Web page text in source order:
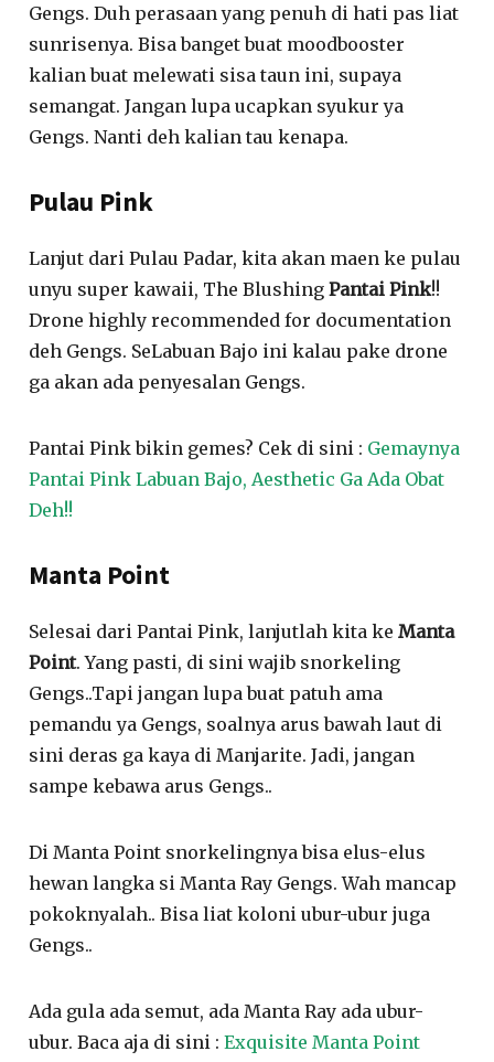
Gengs. Duh perasaan yang penuh di hati pas liat
sunrisenya. Bisa banget buat moodbooster
kalian buat melewati sisa taun ini, supaya
semangat. Jangan lupa ucapkan syukur ya
Gengs. Nanti deh kalian tau kenapa.
Pulau Pink
Lanjut dari Pulau Padar, kita akan maen ke pulau
unyu super kawaii, The BlushingPantai Pink!!
Drone highly recommended for documentation
deh Gengs. SeLabuan Bajo ini kalau pake drone
ga akan ada penyesalan Gengs.
Pantai Pink bikin gemes? Cek di sini : Gemaynya
Pantai Pink Labuan Bajo, Aesthetic Ga Ada Obat
Deh!!
Manta Point
Selesai dari Pantai Pink, lanjutlah kita keManta
Point. Yang pasti, di sini wajib snorkeling
Gengs..Tapi jangan lupa buat patuh ama
pemandu ya Gengs, soalnya arus bawah laut di
sini deras ga kaya di Manjarite. Jadi, jangan
sampe kebawa arus Gengs..
Di Manta Point snorkelingnya bisa elus-elus
hewan langka si Manta Ray Gengs. Wah mancap
pokoknyalah.. Bisa liat koloni ubur-ubur juga
Gengs..
Ada gula ada semut, ada Manta Ray ada ubur-
ubur. Baca aja di sini :Exquisite Manta Point